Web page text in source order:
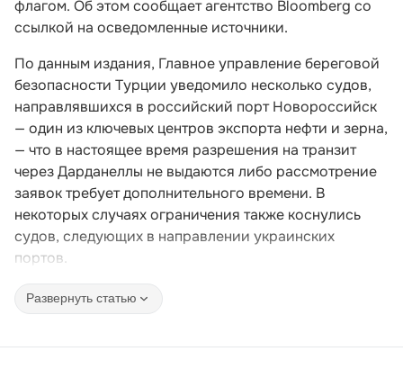
флагом. Об этом сообщает агентство Bloomberg со
ссылкой на осведомленные источники.
По данным издания, Главное управление береговой
безопасности Турции уведомило несколько судов,
направлявшихся в российский порт Новороссийск
— один из ключевых центров экспорта нефти и зерна,
— что в настоящее время разрешения на транзит
через Дарданеллы не выдаются либо рассмотрение
заявок требует дополнительного времени. В
некоторых случаях ограничения также коснулись
судов, следующих в направлении украинских
портов.
Развернуть статью